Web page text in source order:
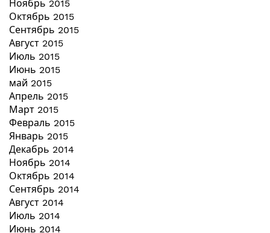
Ноябрь 2015
Октябрь 2015
Сентябрь 2015
Август 2015
Июль 2015
Июнь 2015
май 2015
Апрель 2015
Март 2015
Февраль 2015
Январь 2015
Декабрь 2014
Ноябрь 2014
Октябрь 2014
Сентябрь 2014
Август 2014
Июль 2014
Июнь 2014